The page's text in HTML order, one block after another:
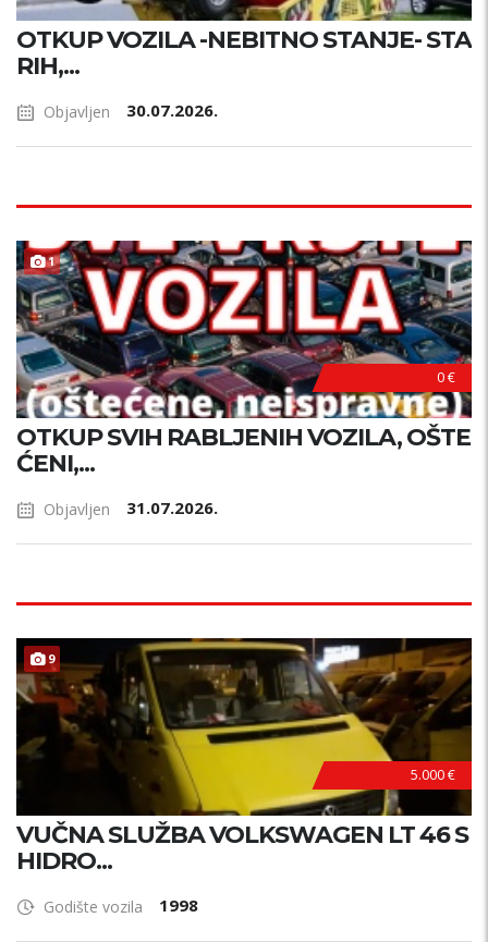
OTKUP VOZILA -NEBITNO STANJE- STA
RIH,...
Objavljen 30.07.2026.
1
0 €
OTKUP SVIH RABLJENIH VOZILA, OŠTE
ĆENI,...
Objavljen 31.07.2026.
9
5.000 €
VUČNA SLUŽBA VOLKSWAGEN LT 46 S
HIDRO...
Godište vozila 1998